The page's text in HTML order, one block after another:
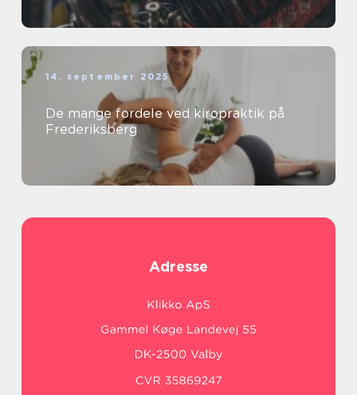
14. september 2025
De mange fordele ved kiropraktik på
Frederiksberg
Adresse